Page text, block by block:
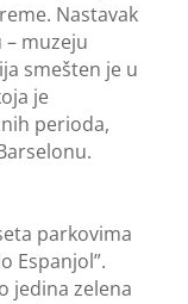
Nastavak
muzeju
smešten je u
je
perioda,
parkovima
Espanjol”.
jedina zelena